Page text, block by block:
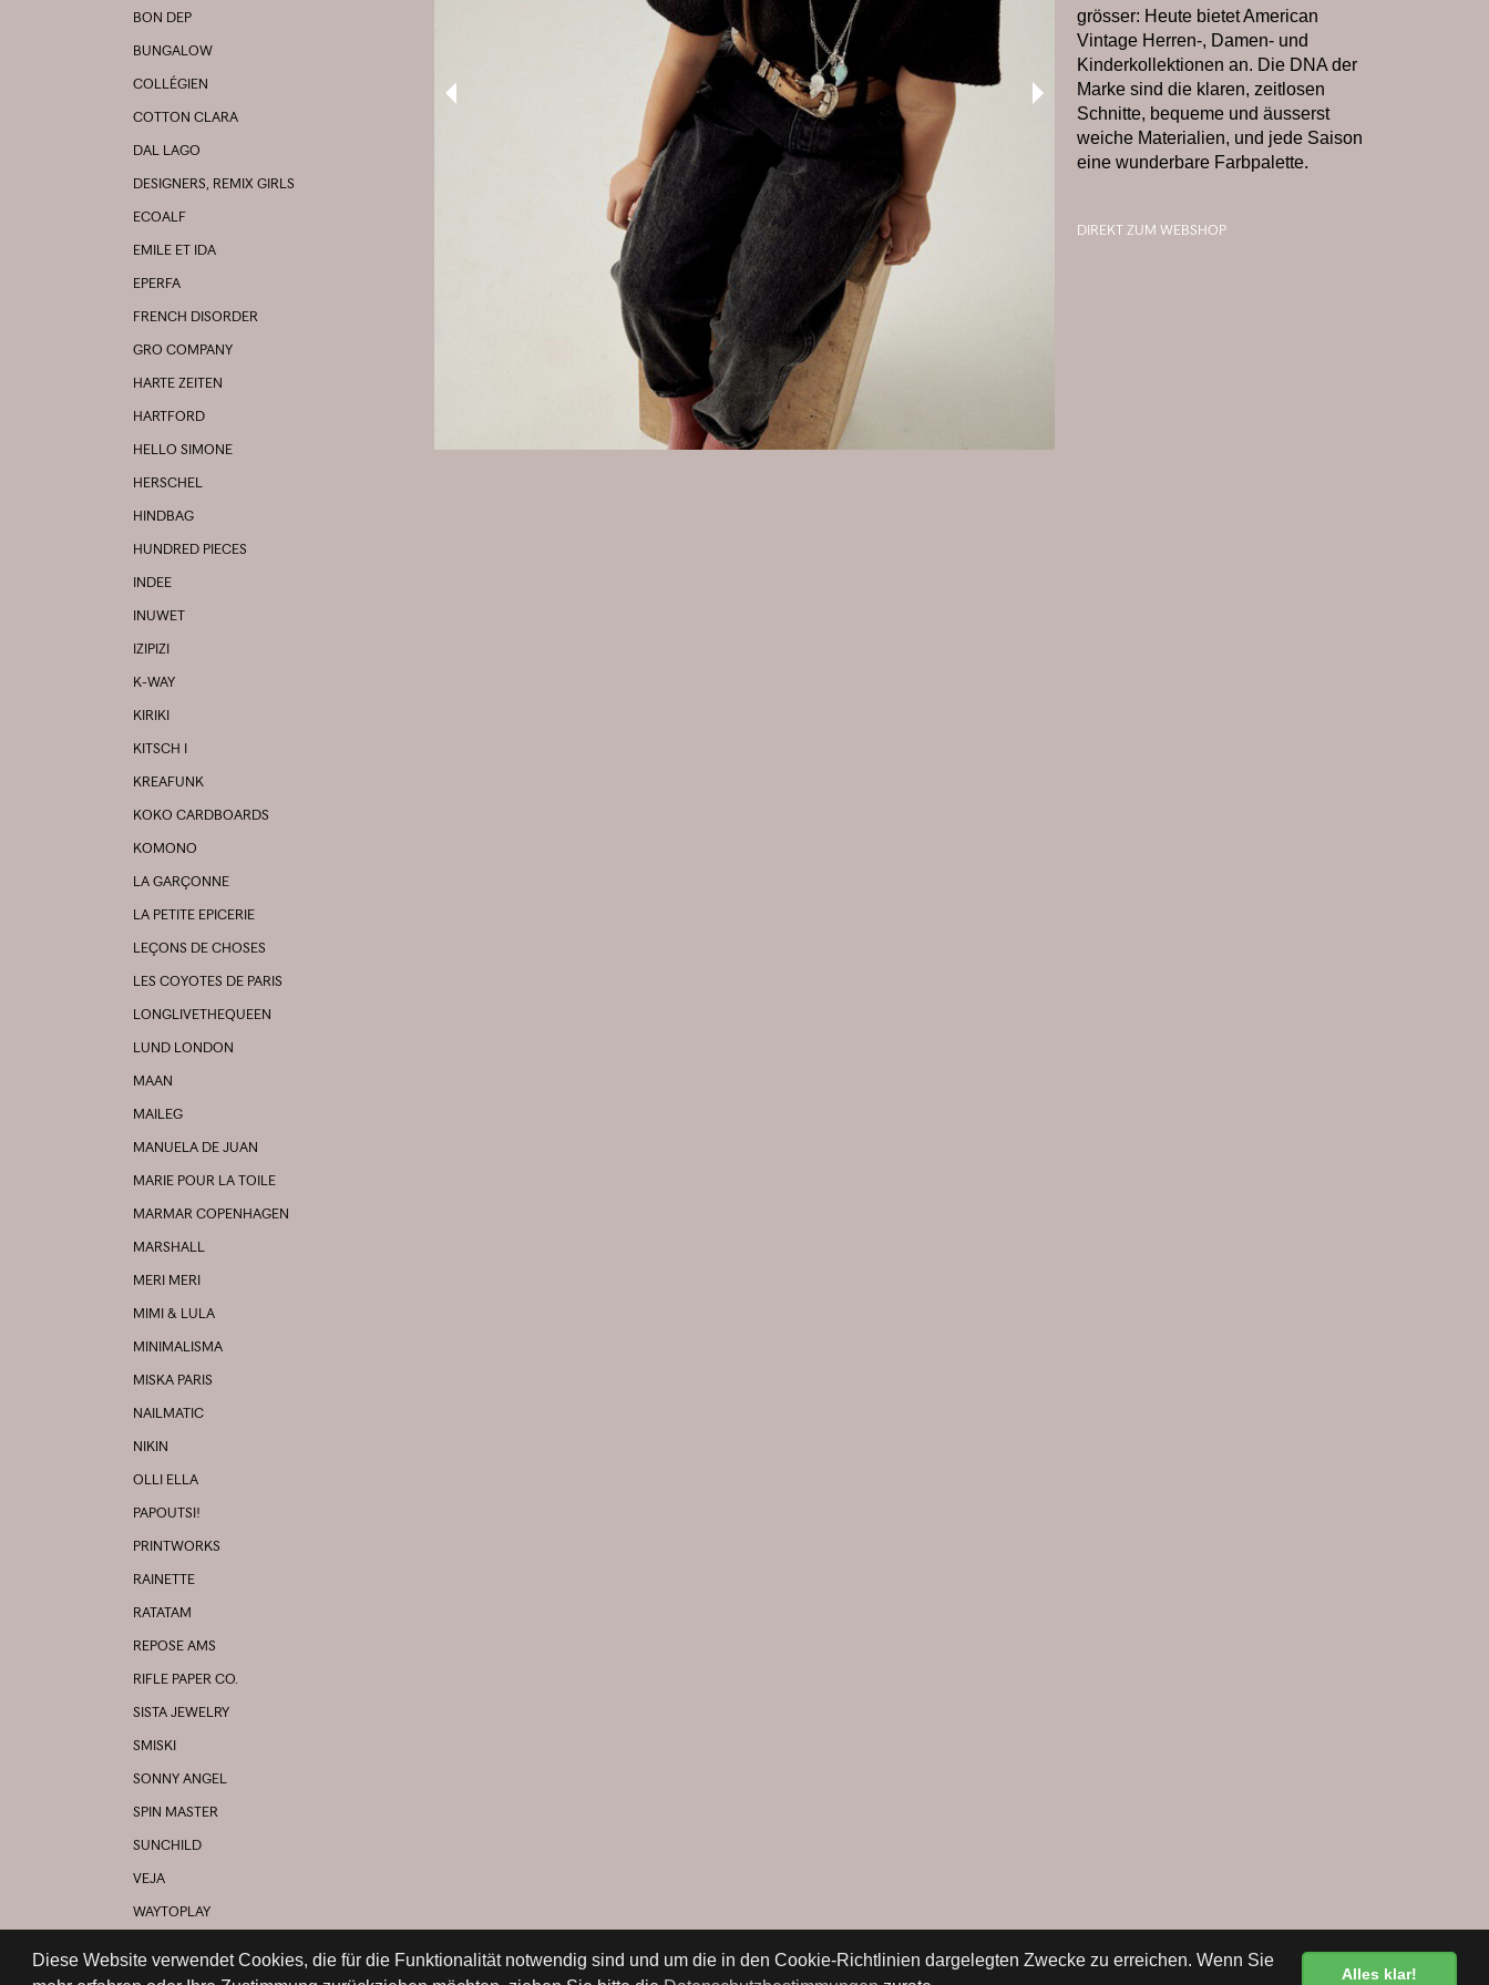
Diese Website verwendet Cookies, die für die Funktionalität notwendig sind und um die in den Cookie-Richtlinien dargelegten Zwecke zu erreichen. Wenn Sie
Alles klar!
BON DEP
BUNGALOW
COLLÉGIEN
COTTON CLARA
DAL LAGO
DESIGNERS, REMIX GIRLS
ECOALF
EMILE ET IDA
EPERFA
FRENCH DISORDER
GRO COMPANY
HARTE ZEITEN
HARTFORD
HELLO SIMONE
HERSCHEL
HINDBAG
HUNDRED PIECES
INDEE
INUWET
IZIPIZI
K-WAY
KIRIKI
KITSCH I
KREAFUNK
KOKO CARDBOARDS
KOMONO
LA GARÇONNE
LA PETITE EPICERIE
LEÇONS DE CHOSES
LES COYOTES DE PARIS
LONGLIVETHEQUEEN
LUND LONDON
MAAN
MAILEG
MANUELA DE JUAN
MARIE POUR LA TOILE
MARMAR COPENHAGEN
MARSHALL
MERI MERI
MIMI & LULA
MINIMALISMA
MISKA PARIS
NAILMATIC
NIKIN
OLLI ELLA
PAPOUTSI!
PRINTWORKS
RAINETTE
RATATAM
REPOSE AMS
RIFLE PAPER CO.
SISTA JEWELRY
SMISKI
SONNY ANGEL
SPIN MASTER
SUNCHILD
VEJA
WAYTOPLAY
UND VIELE MEHR...
grösser: Heute bietet American
Vintage Herren-, Damen- und
Kinderkollektionen an. Die DNA der
Marke sind die klaren, zeitlosen
Schnitte, bequeme und äusserst
weiche Materialien, und jede Saison
eine wunderbare Farbpalette.
DIREKT ZUM WEBSHOP